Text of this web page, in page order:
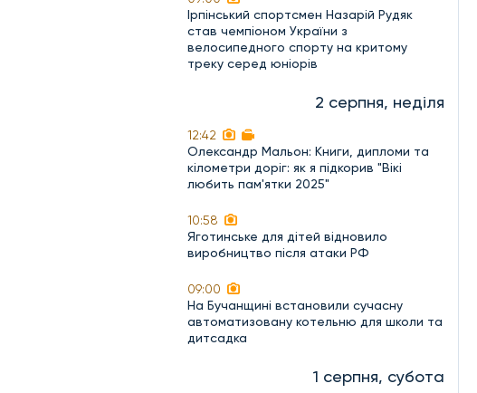
Ірпінський спортсмен Назарій Рудяк
став чемпіоном України з
велосипедного спорту на критому
треку серед юніорів
2 серпня, неділя
12:42
Олександр Мальон: Книги, дипломи та
кілометри доріг: як я підкорив "Вікі
любить пам'ятки 2025"
10:58
Яготинське для дітей відновило
виробництво після атаки РФ
09:00
На Бучанщині встановили сучасну
автоматизовану котельню для школи та
дитсадка
1 серпня, субота